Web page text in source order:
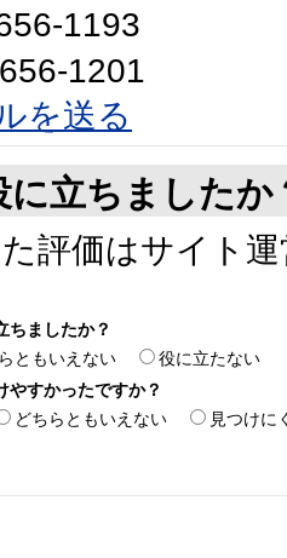
1193
1201
を送る
に立ちましたか
評価はサイト
ちましたか？
ともいえない
役に立たない
やすかったですか？
どちらともいえない 見つけに